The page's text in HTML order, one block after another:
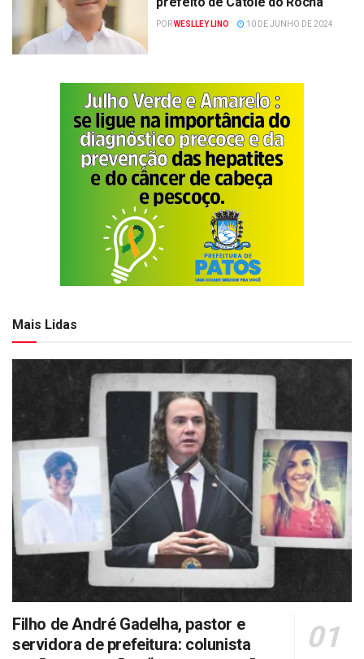
PORWESLLEY LINO 10 DE JUNHO DE 2024
Mais Lidas
Filho de André Gadelha, pastor e
servidora de prefeitura: colunista